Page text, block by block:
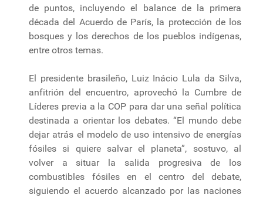
de puntos, incluyendo el balance de la primera
década del Acuerdo de París, la protección de los
bosques y los derechos de los pueblos indígenas,
entre otros temas.
El presidente brasileño, Luiz Inácio Lula da Silva,
anfitrión del encuentro, aprovechó la Cumbre de
Líderes previa a la COP para dar una señal política
destinada a orientar los debates. “El mundo debe
dejar atrás el modelo de uso intensivo de energías
fósiles si quiere salvar el planeta”, sostuvo, al
volver a situar la salida progresiva de los
combustibles fósiles en el centro del debate,
siguiendo el acuerdo alcanzado por las naciones